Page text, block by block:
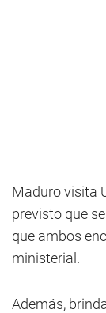
Maduro visita
previsto que
que ambos
ministerial.
Además,